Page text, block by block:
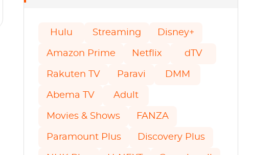
Hulu Streaming Disney+
Amazon Prime Netflix dTV
Rakuten TV Paravi DMM
Abema TV Adult
Movies & Shows FANZA
Paramount Plus Discovery Plus